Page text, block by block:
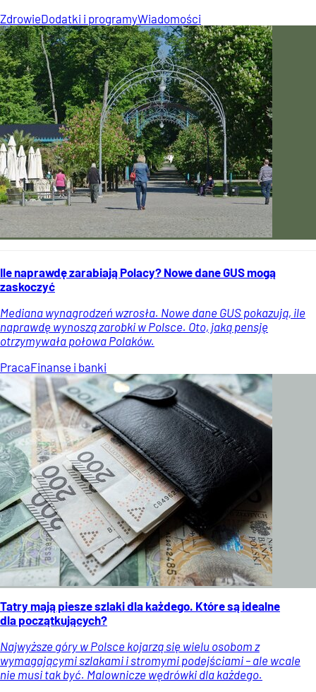
ZdrowieDodatki i programyWiadomości
Ile naprawdę zarabiają Polacy? Nowe dane GUS mogą
zaskoczyć
Mediana wynagrodzeń wzrosła. Nowe dane GUS pokazują, ile
naprawdę wynoszą zarobki w Polsce. Oto, jaką pensję
otrzymywała połowa Polaków.
PracaFinanse i banki
Tatry mają piesze szlaki dla każdego. Które są idealne
dla początkujących?
Najwyższe góry w Polsce kojarzą się wielu osobom z
wymagającymi szlakami i stromymi podejściami – ale wcale
nie musi tak być. Malownicze wędrówki dla każdego.